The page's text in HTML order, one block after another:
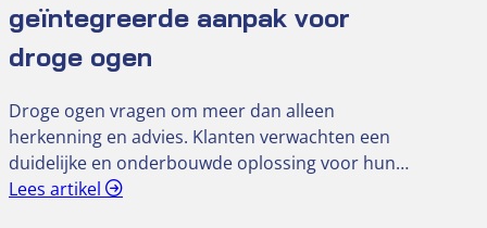
geïntegreerde aanpak voor
droge ogen
Droge ogen vragen om meer dan alleen
herkenning en advies. Klanten verwachten een
duidelijke en onderbouwde oplossing voor hun…
Lees artikel